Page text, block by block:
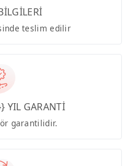
teslim edilir
GARANTİ
garantilidir.